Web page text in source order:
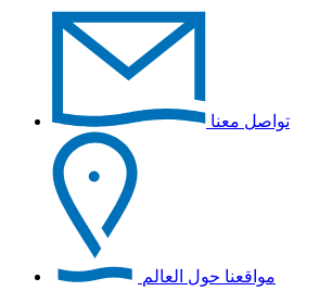
تواصل معنا
مواقعنا حول العالم